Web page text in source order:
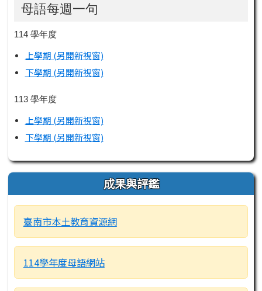
母語每週一句
114 學年度
上學期 (另開新視窗)
下學期 (另開新視窗)
113 學年度
上學期 (另開新視窗)
下學期 (另開新視窗)
成果與評鑑
臺南市本土教育資源網
114學年度母語網站